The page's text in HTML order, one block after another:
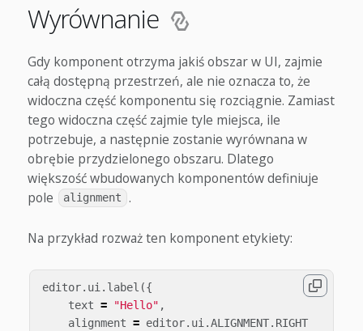
Wyrównanie
Gdy komponent otrzyma jakiś obszar w UI, zajmie
całą dostępną przestrzeń, ale nie oznacza to, że
widoczna część komponentu się rozciągnie. Zamiast
tego widoczna część zajmie tyle miejsca, ile
potrzebuje, a następnie zostanie wyrównana w
obrębie przydzielonego obszaru. Dlatego
większość wbudowanych komponentów definiuje
pole
alignment .
Na przykład rozważ ten komponent etykiety:
editor. ui . label ({
text = "Hello" ,
alignment = editor. ui .ALIGNMENT. RIGHT